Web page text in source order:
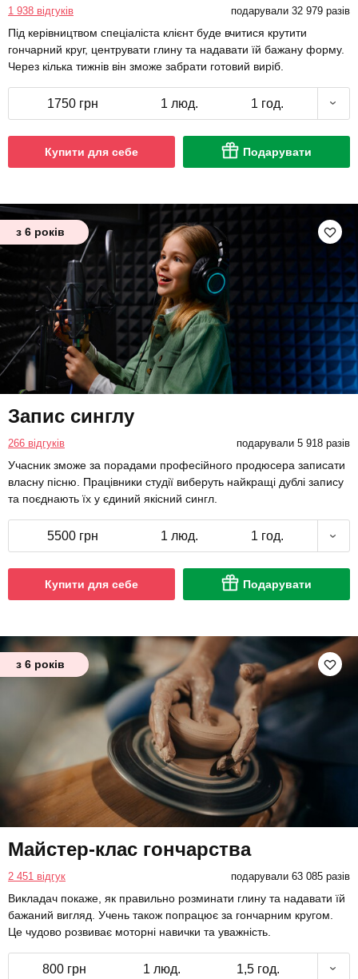
1 938 відгуків подарували 32 979 разів
Під керівництвом спеціаліста клієнт буде вчитися крутити
гончарний круг, центрувати глину та надавати їй бажану форму.
Через кілька тижнів він зможе забрати готовий виріб.
1750 грн 1 люд. 1 год.
Купити для себе Подарувати
з 6 років
Запис синглу
266 відгуків подарували 5 918 разів
Учасник зможе за порадами професійного продюсера записати
власну пісню. Працівники студії виберуть найкращі дублі запису
та поєднають їх у єдиний якісний сингл.
5500 грн 1 люд. 1 год.
Купити для себе Подарувати
з 6 років
Майстер-клас гончарства
2 451 відгук подарували 63 085 разів
Викладач покаже, як правильно розминати глину та надавати їй
бажаний вигляд. Учень також попрацює за гончарним кругом.
Це чудово розвиває моторні навички та уважність.
800 грн 1 люд. 1,5 год.